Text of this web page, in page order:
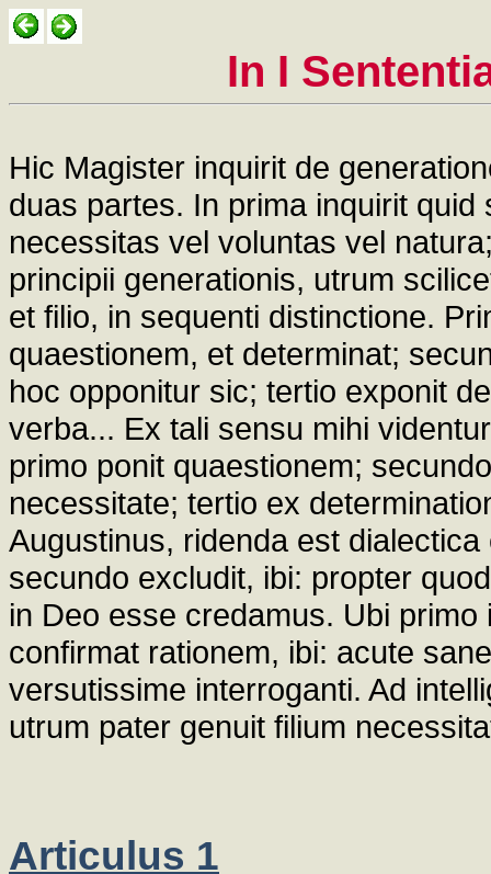
In I
Hic Magister inquirit de
duas partes. In prima inquirit
necessitas vel voluntas vel
principii generationis, utrum
et filio, in sequenti distinctione.
quaestionem, et determinat;
hoc opponitur sic; tertio exponit
verba... Ex tali sensu mihi
primo ponit quaestionem;
necessitate; tertio ex
Augustinus, ridenda est
secundo excludit, ibi: propter
in Deo esse credamus. Ubi
confirmat rationem, ibi: acute
versutissime interroganti. Ad
utrum pater genuit filium
Articulus 1